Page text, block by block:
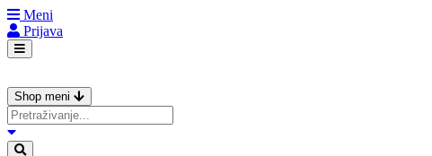
Meni
Prijava
Shop meni